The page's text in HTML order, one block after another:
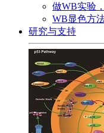
做WB实验
WB显色方
研究与支持